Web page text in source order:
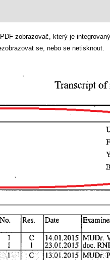
zobrazovač, který je
se, nebo se netisknout.